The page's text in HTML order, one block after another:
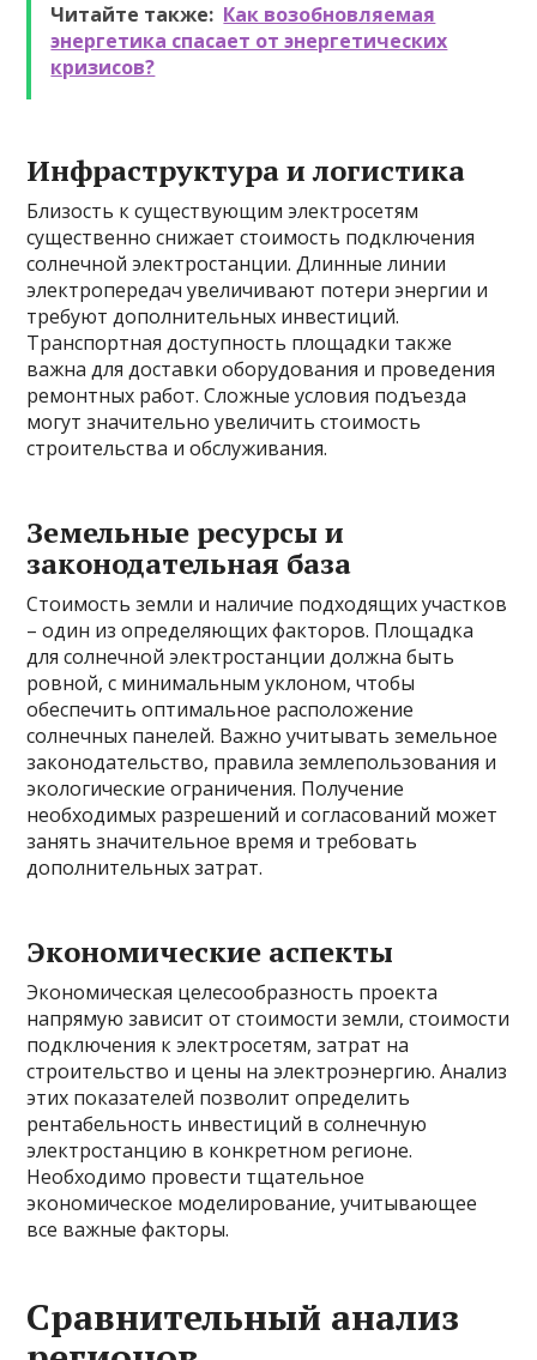
Читайте также: Как возобновляемая
энергетика спасает от энергетических
кризисов?
Инфраструктура и логистика
Близость к существующим электросетям
существенно снижает стоимость подключения
солнечной электростанции. Длинные линии
электропередач увеличивают потери энергии и
требуют дополнительных инвестиций.
Транспортная доступность площадки также
важна для доставки оборудования и проведения
ремонтных работ. Сложные условия подъезда
могут значительно увеличить стоимость
строительства и обслуживания.
Земельные ресурсы и
законодательная база
Стоимость земли и наличие подходящих участков
– один из определяющих факторов. Площадка
для солнечной электростанции должна быть
ровной, с минимальным уклоном, чтобы
обеспечить оптимальное расположение
солнечных панелей. Важно учитывать земельное
законодательство, правила землепользования и
экологические ограничения. Получение
необходимых разрешений и согласований может
занять значительное время и требовать
дополнительных затрат.
Экономические аспекты
Экономическая целесообразность проекта
напрямую зависит от стоимости земли, стоимости
подключения к электросетям, затрат на
строительство и цены на электроэнергию. Анализ
этих показателей позволит определить
рентабельность инвестиций в солнечную
электростанцию в конкретном регионе.
Необходимо провести тщательное
экономическое моделирование, учитывающее
все важные факторы.
Сравнительный анализ